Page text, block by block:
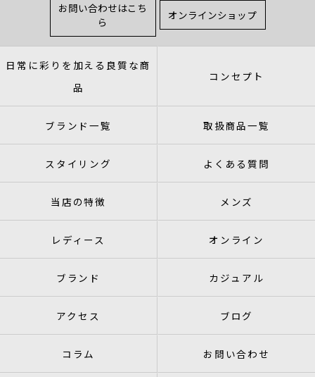
お問い合わせはこち
ら
オンラインショップ
日常に彩りを加える良質な商
品
コンセプト
ブランド一覧 取扱商品一覧
スタイリング よくある質問
当店の特徴 メンズ
レディース オンライン
ブランド カジュアル
アクセス ブログ
コラム お問い合わせ